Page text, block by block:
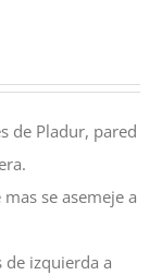
de Pladur, pared
se asemeje a
de izquierda a